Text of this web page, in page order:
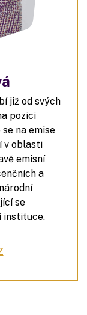
již od svých
pozici
na emise
v oblasti
emisní
a
se
instituce.